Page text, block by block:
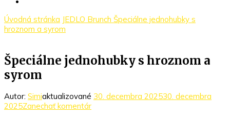
Úvodná stránka JEDLO Brunch Špeciálne jednohubky s
hroznom a syrom
Špeciálne jednohubky s hroznom a
syrom
Autor: Simiaktualizované 30. decembra 202530. decembra
2025Zanechať komentárk